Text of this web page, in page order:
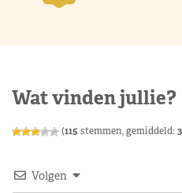
Wat vinden jullie?
(115 stemmen, gemiddeld:
Volgen